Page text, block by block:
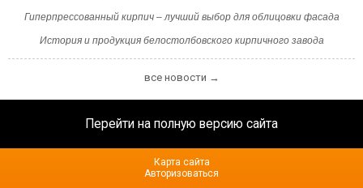
Гиперпрессованный кирпич – лучший выбор для облицовки фасада
История и продукция белостолбовского кирпичного завода
все новости →
Перейти на полную версию сайта
Карта сайта
Авторизоваться